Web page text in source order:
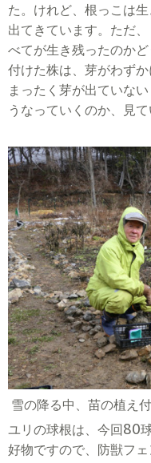
た。けれど、根っこは
出てきています。ただ
べてが生き残ったのかど
付けた株は、芽がわず
まったく芽が出ていな
うなっていくのか、見て
雪の降る中、苗の植え
ユリの球根は、今回 80
好物ですので、防獣フ